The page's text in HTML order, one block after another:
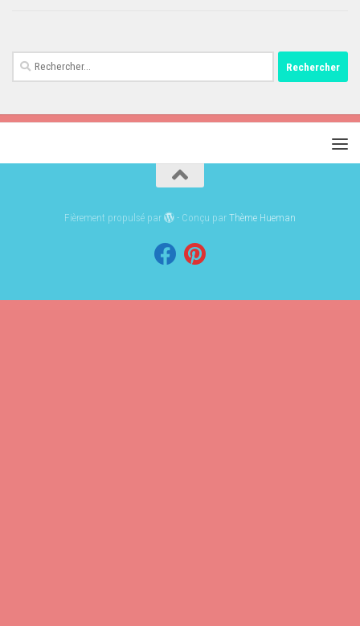
Rechercher :
Fièrement propulsé par - Conçu parThème Hueman